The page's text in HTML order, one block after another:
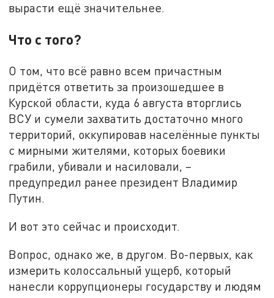
вырасти ещё значительнее.
Что с того?
О том, что всё равно всем причастным
придётся ответить за произошедшее в
Курской области, куда 6 августа вторглись
ВСУ и сумели захватить достаточно много
территорий, оккупировав населённые пункты
с мирными жителями, которых боевики
грабили, убивали и насиловали, –
предупредил ранее президент Владимир
Путин.
И вот это сейчас и происходит.
Вопрос, однако же, в другом. Во-первых, как
измерить колоссальный ущерб, который
нанесли коррупционеры государству и людям